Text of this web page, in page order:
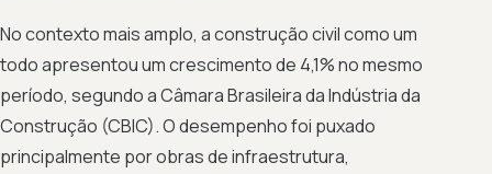
No contexto mais amplo, a construção civil como um
todo apresentou um crescimento de 4,1% no mesmo
período, segundo a Câmara Brasileira da Indústria da
Construção (CBIC). O desempenho foi puxado
principalmente por obras de infraestrutura,